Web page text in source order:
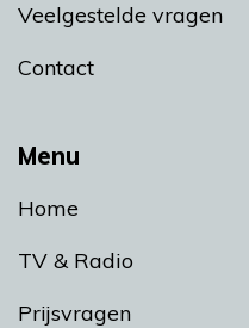
Menu
Home
TV & Radio
Prijsvragen
Veelgestelde vragen
Contact